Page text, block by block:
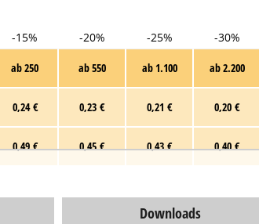
-15% -20% -25% -30%
ab 250 ab 550 ab 1.100 ab 2.200
0,24 € 0,23 € 0,21 € 0,20 €
0,49 € 0,45 € 0,43 € 0,40 €
Downloads